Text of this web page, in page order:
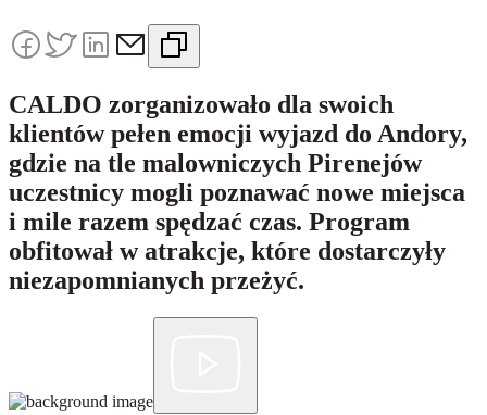
CALDO zorganizowało dla swoich
klientów pełen emocji wyjazd do Andory,
gdzie na tle malowniczych Pirenejów
uczestnicy mogli poznawać nowe miejsca
i mile razem spędzać czas. Program
obfitował w atrakcje, które dostarczyły
niezapomnianych przeżyć.